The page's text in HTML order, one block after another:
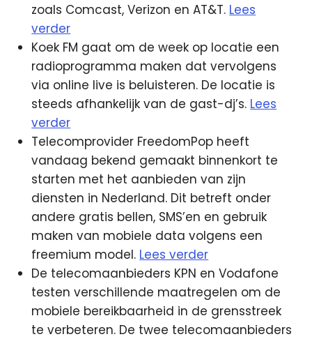
zoals Comcast, Verizon en AT&T. Lees
verder
Koek FM gaat om de week op locatie een
radioprogramma maken dat vervolgens
via online live is beluisteren. De locatie is
steeds afhankelijk van de gast-dj’s. Lees
verder
Telecomprovider FreedomPop heeft
vandaag bekend gemaakt binnenkort te
starten met het aanbieden van zijn
diensten in Nederland. Dit betreft onder
andere gratis bellen, SMS’en en gebruik
maken van mobiele data volgens een
freemium model. Lees verder
De telecomaanbieders KPN en Vodafone
testen verschillende maatregelen om de
mobiele bereikbaarheid in de grensstreek
te verbeteren. De twee telecomaanbieders